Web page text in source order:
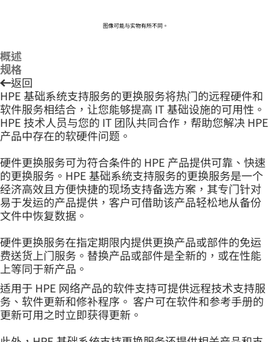
图像可能与实物有所不同。
概述
规格
返回
HPE 基础系统支持服务的更换服务将热门的远程硬件和
软件服务相结合，让您能够提高 IT 基础设施的可用性。
HPE 技术人员与您的 IT 团队共同合作，帮助您解决 HPE
产品中存在的软硬件问题。
硬件更换服务可为符合条件的 HPE 产品提供可靠、快速
的更换服务。HPE 基础系统支持服务的更换服务是一个
经济高效且方便快捷的现场支持备选方案，其专门针对
易于发运的产品提供，客户可借助该产品轻松地从备份
文件中恢复数据。
硬件更换服务在指定期限内提供更换产品或部件的免运
费送货上门服务。替换产品或部件是全新的，或在性能
上等同于新产品。
适用于 HPE 网络产品的软件支持可提供远程技术支持服
务、软件更新和修补程序。 客户可在软件和参考手册的
更新可用之时立即获得更新。